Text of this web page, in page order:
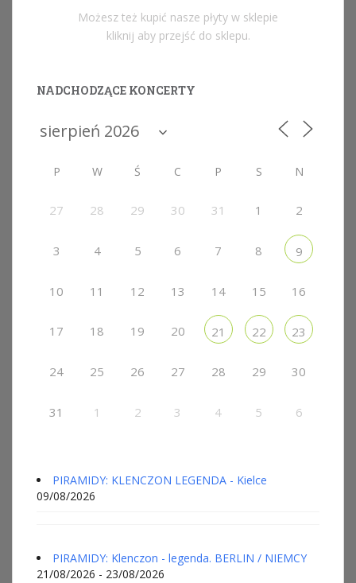
Możesz też kupić nasze płyty w sklepie
kliknij aby przejść do sklepu.
NADCHODZĄCE KONCERTY
P W Ś C P S N
27 28 29 30 31 1 2
3 4 5 6 7 8 9
10 11 12 13 14 15 16
17 18 19 20 21 22 23
24 25 26 27 28 29 30
31 1 2 3 4 5 6
PIRAMIDY: KLENCZON LEGENDA - Kielce
09/08/2026
PIRAMIDY: Klenczon - legenda. BERLIN / NIEMCY
21/08/2026 - 23/08/2026